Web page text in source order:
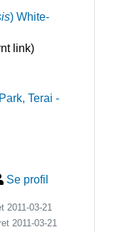
) White-
link)
Terai -
Se profil
2011-03-21
2011-03-21